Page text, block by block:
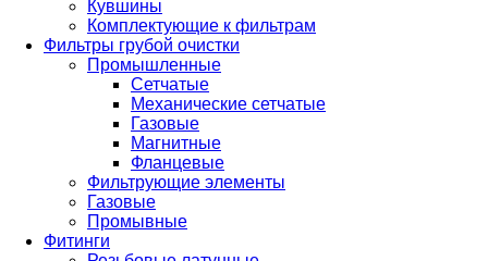
Кувшины
Комплектующие к фильтрам
Фильтры грубой очистки
Промышленные
Сетчатые
Механические сетчатые
Газовые
Магнитные
Фланцевые
Фильтрующие элементы
Газовые
Промывные
Фитинги